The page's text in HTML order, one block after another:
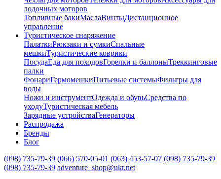
лодочных моторов
Топливные бакиМаслаВинтыДистанционное
управление
Туристическое снаряжение
ПалаткиРюкзаки и сумкиСпальные
мешкиТуристические коврики
ПосудаЕда для походовГорелки и баллоныТреккинговые
палки
ФонариГермомешкиПитьевые системыФильтры для
воды
Ножи и инструментОдежда и обувьСредства по
уходуТуристическая мебель
Зарядные устройстваГенераторы
Распродажа
Бренды
Блог
(098) 735-79-39 (066) 570-05-01 (063) 453-57-07 (098) 735-79-39
(098) 735-79-39 adventure_shop@ukr.net